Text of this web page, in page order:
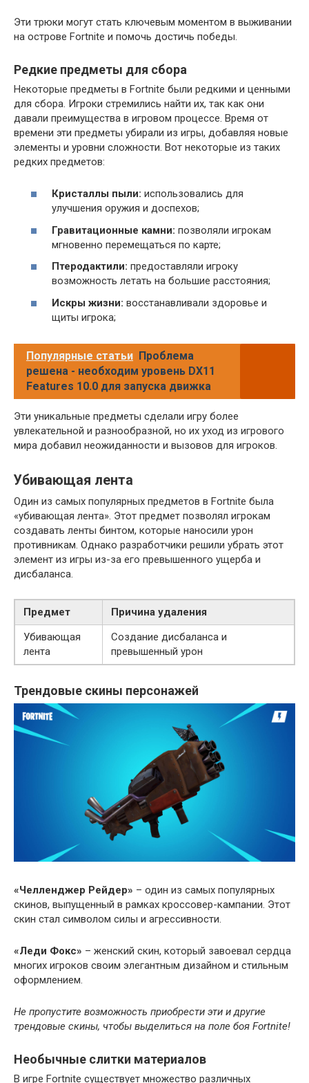
Эти трюки могут стать ключевым моментом в выживании
на острове Fortnite и помочь достичь победы.
Редкие предметы для сбора
Некоторые предметы в Fortnite были редкими и ценными
для сбора. Игроки стремились найти их, так как они
давали преимущества в игровом процессе. Время от
времени эти предметы убирали из игры, добавляя новые
элементы и уровни сложности. Вот некоторые из таких
редких предметов:
Кристаллы пыли: использовались для
улучшения оружия и доспехов;
Гравитационные камни: позволяли игрокам
мгновенно перемещаться по карте;
Птеродактили: предоставляли игроку
возможность летать на большие расстояния;
Искры жизни: восстанавливали здоровье и
щиты игрока;
Популярные статьи Проблема
решена - необходим уровень DX11
Features 10.0 для запуска движка
Эти уникальные предметы сделали игру более
увлекательной и разнообразной, но их уход из игрового
мира добавил неожиданности и вызовов для игроков.
Убивающая лента
Один из самых популярных предметов в Fortnite была
«убивающая лента». Этот предмет позволял игрокам
создавать ленты бинтом, которые наносили урон
противникам. Однако разработчики решили убрать этот
элемент из игры из-за его превышенного ущерба и
дисбаланса.
Предмет
Причина удаления
Убивающая
лента
Создание дисбаланса и
превышенный урон
Трендовые скины персонажей
«Челленджер Рейдер» – один из самых популярных
скинов, выпущенный в рамках кроссовер-кампании. Этот
скин стал символом силы и агрессивности.
«Леди Фокс» – женский скин, который завоевал сердца
многих игроков своим элегантным дизайном и стильным
оформлением.
Не пропустите возможность приобрести эти и другие
трендовые скины, чтобы выделиться на поле боя Fortnite!
Необычные слитки материалов
В игре Fortnite существует множество различных